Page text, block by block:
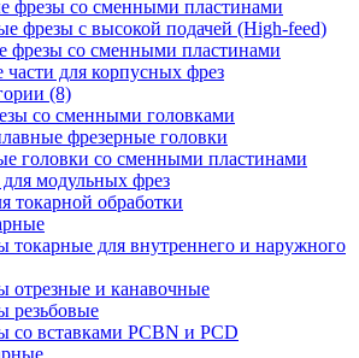
фрезы со сменными пластинами
фрезы с высокой подачей (High-feed)
фрезы со сменными пластинами
части для корпусных фрез
(8)
со сменными головками
фрезерные головки
головки со сменными пластинами
модульных фрез
токарной обработки
токарные для внутреннего и наружного
отрезные и канавочные
резьбовые
со вставками PCBN и PCD